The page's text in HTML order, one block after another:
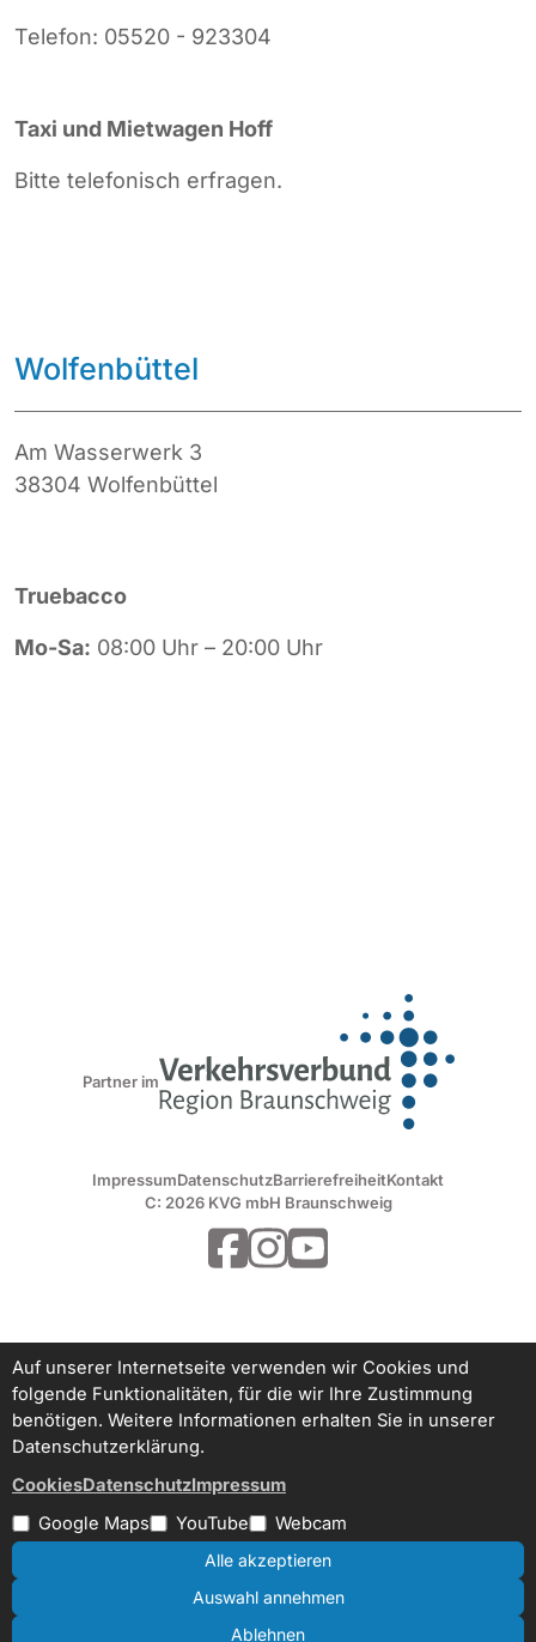
Telefon: 05520 - 923304
Taxi und Mietwagen Hoff
Bitte telefonisch erfragen.
Wolfenbüttel
Am Wasserwerk 3
38304 Wolfenbüttel
Truebacco
Mo-Sa: 08:00 Uhr – 20:00 Uhr
ImpressumDatenschutzBarrierefreiheitKontakt
Partner im
C: 2026 KVG mbH Braunschweig
Auf unserer Internetseite verwenden wir Cookies und
folgende Funktionalitäten, für die wir Ihre Zustimmung
benötigen. Weitere Informationen erhalten Sie in unserer
Datenschutzerklärung.
CookiesDatenschutzImpressum
Google Maps
YouTube Webcam
Alle akzeptieren
Auswahl annehmen
Ablehnen